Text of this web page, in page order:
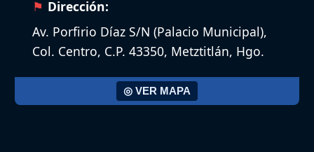
Dirección:
Av. Porfirio Díaz S/N (Palacio Municipal),
Col. Centro, C.P. 43350, Metztitlán, Hgo.
◎ VER MAPA